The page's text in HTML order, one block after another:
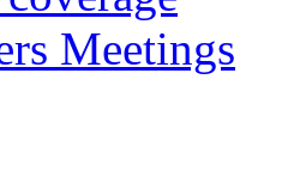
Meetings